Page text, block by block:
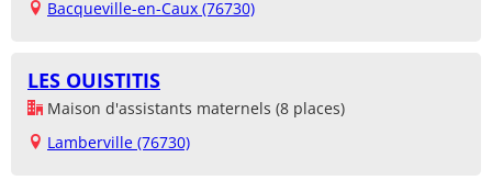
Bacqueville-en-Caux (76730)
LES OUISTITIS
Maison d'assistants maternels (8 places)
Lamberville (76730)